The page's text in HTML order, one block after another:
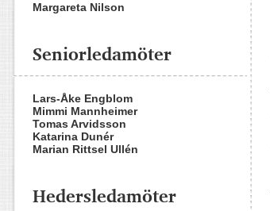
Margareta Nilson
Seniorledamöter
Lars-Åke Engblom
Mimmi Mannheimer
Tomas Arvidsson
Katarina Dunér
Marian Rittsel Ullén
Hedersledamöter